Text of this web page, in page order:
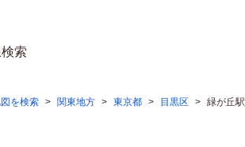
を検索 > 関東地方 > 東京都 > 目黒区 > 緑が丘駅